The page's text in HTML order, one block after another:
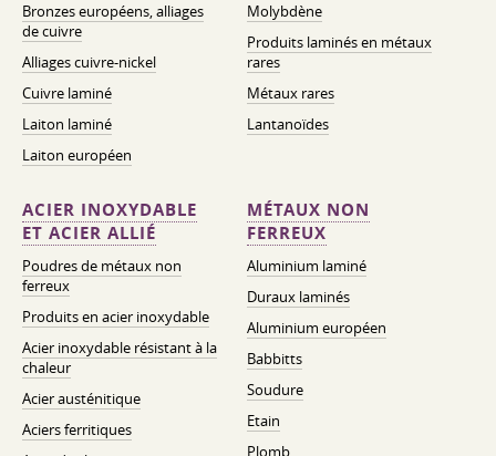
Bronzes européens, alliages
de cuivre
Alliages cuivre-nickel
Cuivre laminé
Laiton laminé
Laiton européen
Molybdène
Produits laminés en métaux
rares
Métaux rares
Lantanoïdes
ACIER INOXYDABLE
ET ACIER ALLIÉ
Poudres de métaux non
ferreux
Produits en acier inoxydable
Acier inoxydable résistant à la
chaleur
Acier austénitique
Aciers ferritiques
MÉTAUX NON
FERREUX
Aluminium laminé
Duraux laminés
Aluminium européen
Babbitts
Soudure
Etain
Plomb